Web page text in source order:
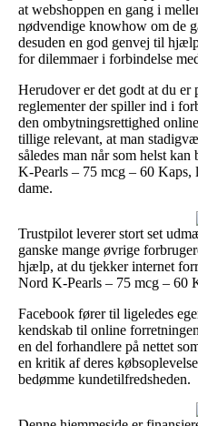
at webshoppen en gang i
nødvendige knowhow om de
desuden en god genvej til
for dilemmaer i forbindelse
Herudover er det godt at du
reglementer der spiller ind i
den ombytningsrettighed
tillige relevant, at man
således man når som helst
K-Pearls – 75 mcg – 60
dame.
Trustpilot leverer stort set
ganske mange øvrige
hjælp, at du tjekker internet
Nord K-Pearls – 75 mcg – 60
Facebook fører til ligeledes
kendskab til online
en del forhandlere på nettet
en kritik af deres
bedømme kundetilfredsheden.